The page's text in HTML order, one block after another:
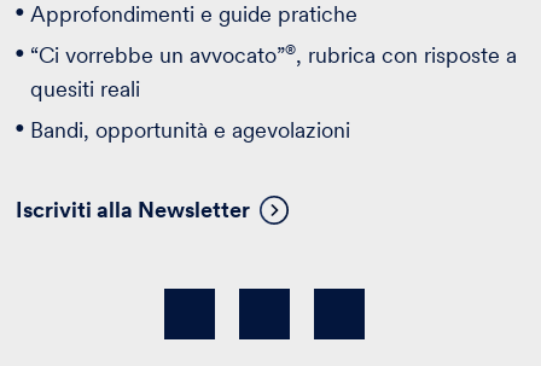
Approfondimenti e guide pratiche
“Ci vorrebbe un avvocato”®, rubrica con risposte a
quesiti reali
Bandi, opportunità e agevolazioni
Iscriviti alla Newsletter